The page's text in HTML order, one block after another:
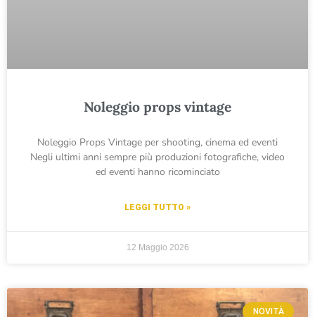
Noleggio props vintage
Noleggio Props Vintage per shooting, cinema ed eventi
Negli ultimi anni sempre più produzioni fotografiche, video
ed eventi hanno ricominciato
LEGGI TUTTO »
12 Maggio 2026
NOVITÀ